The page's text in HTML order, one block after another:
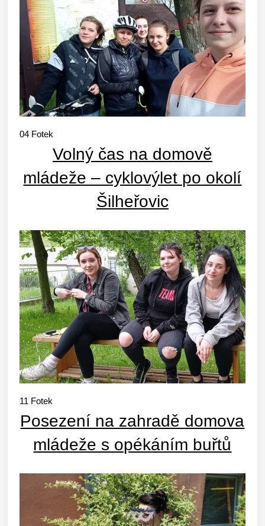
04 Fotek
Volný čas na domově
mládeže – cyklovýlet po okolí
Šilheřovic
11 Fotek
Posezení na zahradě domova
mládeže s opékáním buřtů